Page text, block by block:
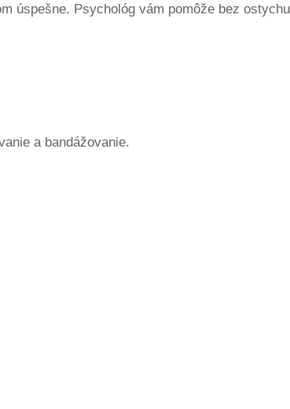
úspešne. Psychológ vám pomôže bez
a bandážovanie.